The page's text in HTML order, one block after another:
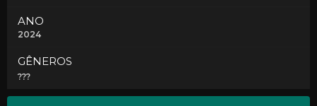
ANO
2024
GÊNEROS
???